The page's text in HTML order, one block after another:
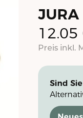
12.05
Preis inkl.
Sind